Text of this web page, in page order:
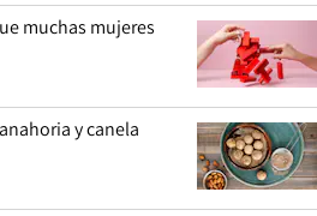
muchas mujeres
y canela